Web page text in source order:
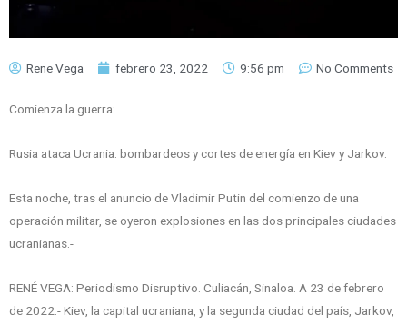
Rene Vega febrero 23, 2022 9:56 pm No Comments
Comienza la guerra:
Rusia ataca Ucrania: bombardeos y cortes de energía en Kiev y Jarkov.
Esta noche, tras el anuncio de Vladimir Putin del comienzo de una
operación militar, se oyeron explosiones en las dos principales ciudades
ucranianas.-
RENÉ VEGA: Periodismo Disruptivo. Culiacán, Sinaloa. A 23 de febrero
de 2022.- Kiev, la capital ucraniana, y la segunda ciudad del país, Jarkov,